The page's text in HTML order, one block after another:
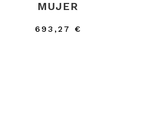
MUJER
693,27 €